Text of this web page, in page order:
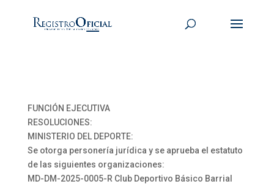
FUNCIÓN EJECUTIVA
RESOLUCIONES:
MINISTERIO DEL DEPORTE:
Se otorga personería jurídica y se aprueba el estatuto
de las siguientes organizaciones:
MD-DM-2025-0005-R Club Deportivo Básico Barrial